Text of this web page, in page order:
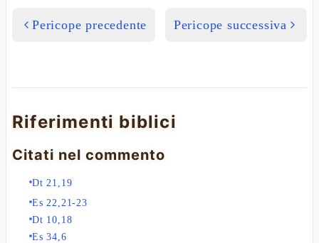
Pericope precedente Pericope successiva
Riferimenti biblici
Citati nel commento
Dt 21,19
Es 22,21-23
Dt 10,18
Es 34,6